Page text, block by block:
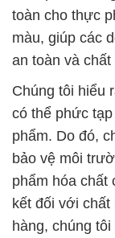
toàn cho thực
màu, giúp các
an toàn và
Chúng tôi hiểu
có thể phức
phẩm. Do đó,
bảo vệ môi
phẩm hóa chất
kết đối với
hàng, chúng